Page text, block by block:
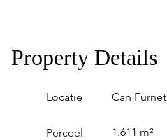
Property Details
Locatie
Perceel
Can Furnet
1.611 m²